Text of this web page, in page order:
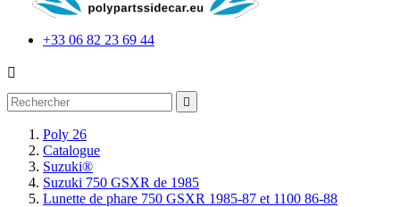
+33 06 82 23 69 44


Poly 26
Catalogue
Suzuki®
Suzuki 750 GSXR de 1985
Lunette de phare 750 GSXR 1985-87 et 1100 86-88